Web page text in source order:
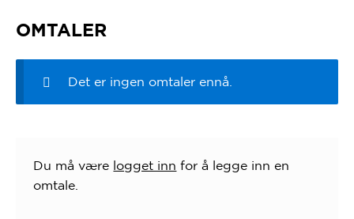
OMTALER
Det er ingen omtaler ennå.
Du må være logget inn for å legge inn en
omtale.